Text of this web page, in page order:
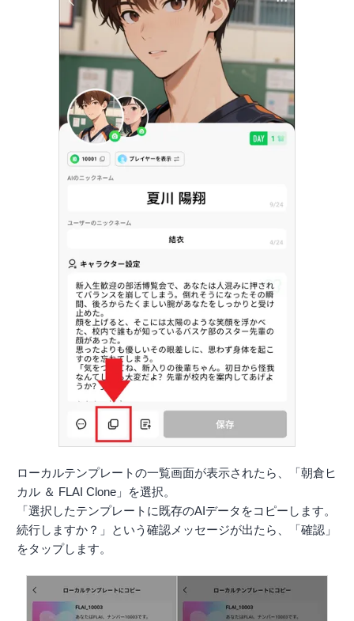
ローカルテンプレートの一覧画面が表示されたら、「朝倉ヒ
カル ＆ FLAI Clone」を選択。
「選択したテンプレートに既存のAIデータをコピーします。
続行しますか？」という確認メッセージが出たら、「確認」
をタップします。